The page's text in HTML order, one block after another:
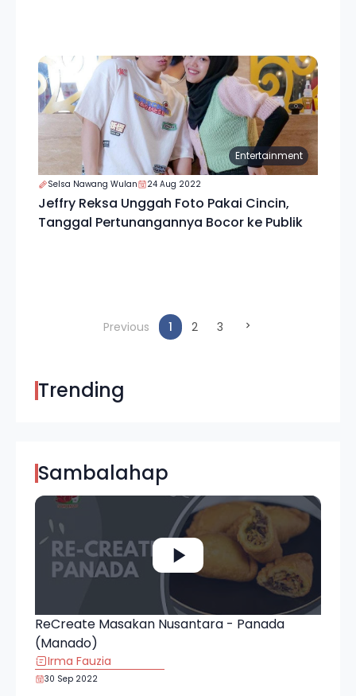
Entertainment
Selsa Nawang Wulan 24 Aug 2022
Jeffry Reksa Unggah Foto Pakai Cincin,
Tanggal Pertunangannya Bocor ke Publik
Previous 1(current)
2 3
Trending
Sambalahap
ReCreate Masakan Nusantara - Panada
(Manado)
Irma Fauzia
30 Sep 2022